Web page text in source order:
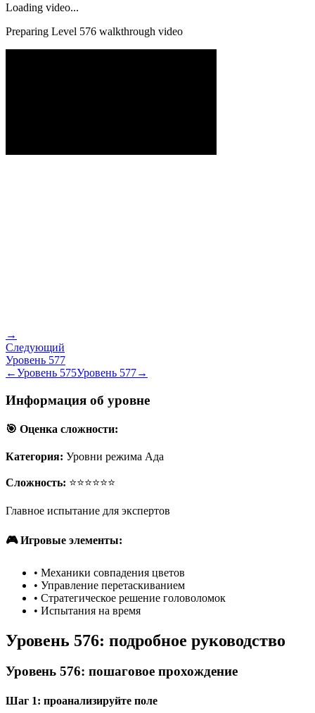
Loading video...
Preparing Level 576 walkthrough video
→
Следующий
Уровень 577
←Уровень 575Уровень 577→
Информация об уровне
🎯 Оценка сложности:
Категория: Уровни режима Ада
Сложность: ⭐⭐⭐⭐⭐⭐
Главное испытание для экспертов
🎮 Игровые элементы:
• Механики совпадения цветов
• Управление перетаскиванием
• Стратегическое решение головоломок
• Испытания на время
Уровень 576: подробное руководство
Уровень 576: пошаговое прохождение
Шаг 1: проанализируйте поле